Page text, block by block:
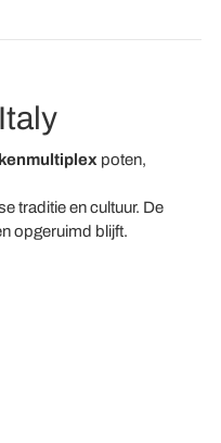
poten,
traditie en cultuur. De
opgeruimd blijft.